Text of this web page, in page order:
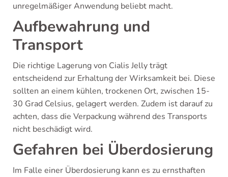
unregelmäßiger Anwendung beliebt macht.
Aufbewahrung und
Transport
Die richtige Lagerung von Cialis Jelly trägt
entscheidend zur Erhaltung der Wirksamkeit bei. Diese
sollten an einem kühlen, trockenen Ort, zwischen 15-
30 Grad Celsius, gelagert werden. Zudem ist darauf zu
achten, dass die Verpackung während des Transports
nicht beschädigt wird.
Gefahren bei Überdosierung
Im Falle einer Überdosierung kann es zu ernsthaften